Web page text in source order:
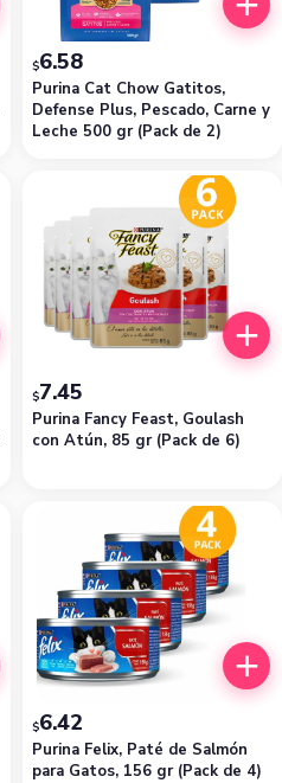
Purina Cat Chow Gatitos,
Defense Plus, Pescado, Carne y
Leche 500 gr (Pack de 2)
$6.58
Purina Fancy Feast, Goulash
con Atún, 85 gr (Pack de 6)
$7.45
Purina Felix, Paté de Salmón
para Gatos, 156 gr (Pack de 4)
$6.42